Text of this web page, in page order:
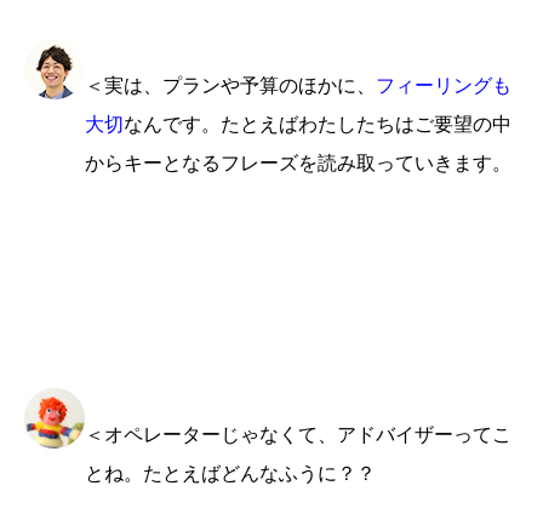
＜実は、プランや予算のほかに、 フィーリングも
大切なんです。たとえばわたしたちはご要望の中
からキーとなるフレーズを読み取っていきます。
＜オペレーターじゃなくて、アドバイザーってこ
とね。たとえばどんなふうに？？